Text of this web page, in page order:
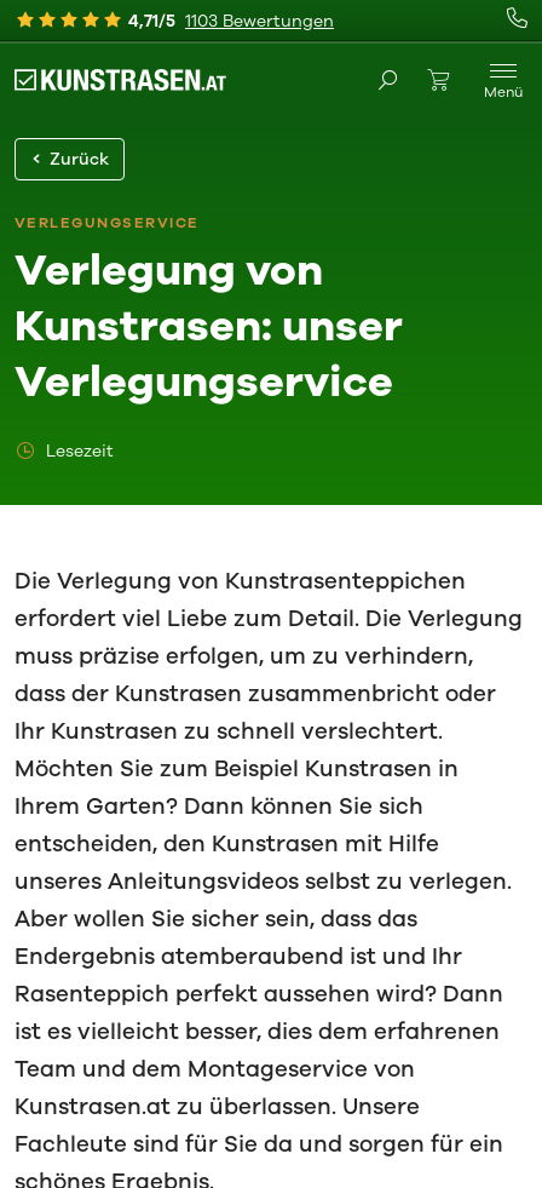
4,71/5 1103 Bewertungen
Menü
Zurück
VERLEGUNGSERVICE
Verlegung von
Kunstrasen: unser
Verlegungservice
Lesezeit
Die Verlegung von Kunstrasenteppichen
erfordert viel Liebe zum Detail. Die Verlegung
muss präzise erfolgen, um zu verhindern,
dass der Kunstrasen zusammenbricht oder
Ihr Kunstrasen zu schnell verslechtert.
Möchten Sie zum Beispiel Kunstrasen in
Ihrem Garten? Dann können Sie sich
entscheiden, den Kunstrasen mit Hilfe
unseres Anleitungsvideos selbst zu verlegen.
Aber wollen Sie sicher sein, dass das
Endergebnis atemberaubend ist und Ihr
Rasenteppich perfekt aussehen wird? Dann
ist es vielleicht besser, dies dem erfahrenen
Team und dem Montageservice von
Kunstrasen.at zu überlassen. Unsere
Fachleute sind für Sie da und sorgen für ein